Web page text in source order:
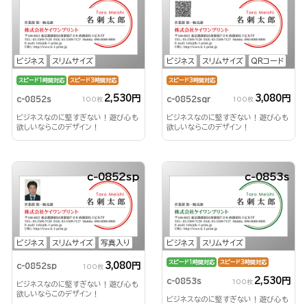
ビジネス スリムサイズ
スピード1時間対応 スピード3時間対応
c-0852s 100枚 2,530円
ビジネスなのに堅すぎない！遊び心も
欲しいならこのデザイン！
ビジネス スリムサイズ QRコード
スピード3時間対応
c-0852sqr 100枚 3,080円
ビジネスなのに堅すぎない！遊び心も
欲しいならこのデザイン！
ビジネス スリムサイズ 写真入り
c-0852sp
c-0852sp 100枚 3,080円
ビジネスなのに堅すぎない！遊び心も
欲しいならこのデザイン！
ビジネス スリムサイズ
c-0853s
スピード1時間対応 スピード3時間対応
c-0853s 100枚 2,530円
ビジネスなのに堅すぎない！遊び心も